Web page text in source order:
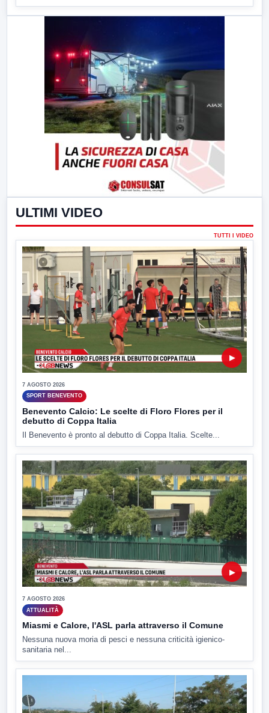
ULTIMI VIDEO
TUTTI I VIDEO
▶
7 AGOSTO 2026
SPORT BENEVENTO
Benevento Calcio: Le scelte di Floro Flores per il
debutto di Coppa Italia
Il Benevento è pronto al debutto di Coppa Italia. Scelte...
▶
7 AGOSTO 2026
ATTUALITÀ
Miasmi e Calore, l'ASL parla attraverso il Comune
Nessuna nuova moria di pesci e nessuna criticità igienico-
sanitaria nel...